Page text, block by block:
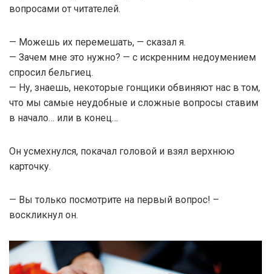
вопросами от читателей.
— Можешь их перемешать, — сказал я.
— Зачем мне это нужно? — с искренним недоумением
спросил бельгиец.
— Ну, знаешь, некоторые гонщики обвиняют нас в том,
что мы самые неудобные и сложные вопросы ставим
в начало… или в конец…
Он усмехнулся, покачал головой и взял верхнюю
карточку.
— Вы только посмотрите на первый вопрос! –
воскликнул он.